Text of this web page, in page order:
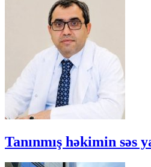
Tanınmış həkimin səs